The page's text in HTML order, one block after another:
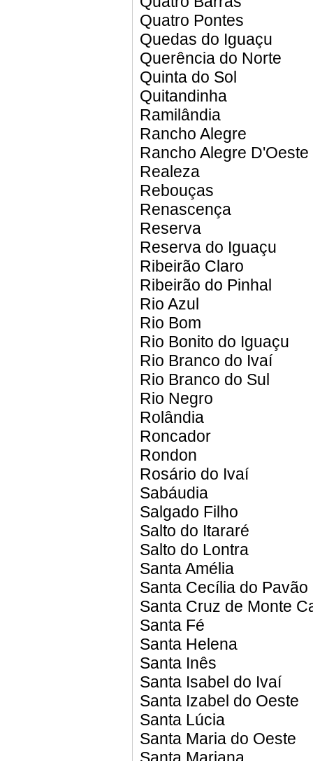
Quatro Pontes
Quedas do Iguaçu
Querência do Norte
Quinta do Sol
Quitandinha
Ramilândia
Rancho Alegre
Rancho Alegre D'Oeste
Realeza
Rebouças
Renascença
Reserva
Reserva do Iguaçu
Ribeirão Claro
Ribeirão do Pinhal
Rio Azul
Rio Bom
Rio Bonito do Iguaçu
Rio Branco do Ivaí
Rio Branco do Sul
Rio Negro
Rolândia
Roncador
Rondon
Rosário do Ivaí
Sabáudia
Salgado Filho
Salto do Itararé
Salto do Lontra
Santa Amélia
Santa Cecília do Pavão
Santa Cruz de Monte
Santa Fé
Santa Helena
Santa Inês
Santa Isabel do Ivaí
Santa Izabel do Oeste
Santa Lúcia
Santa Maria do Oeste